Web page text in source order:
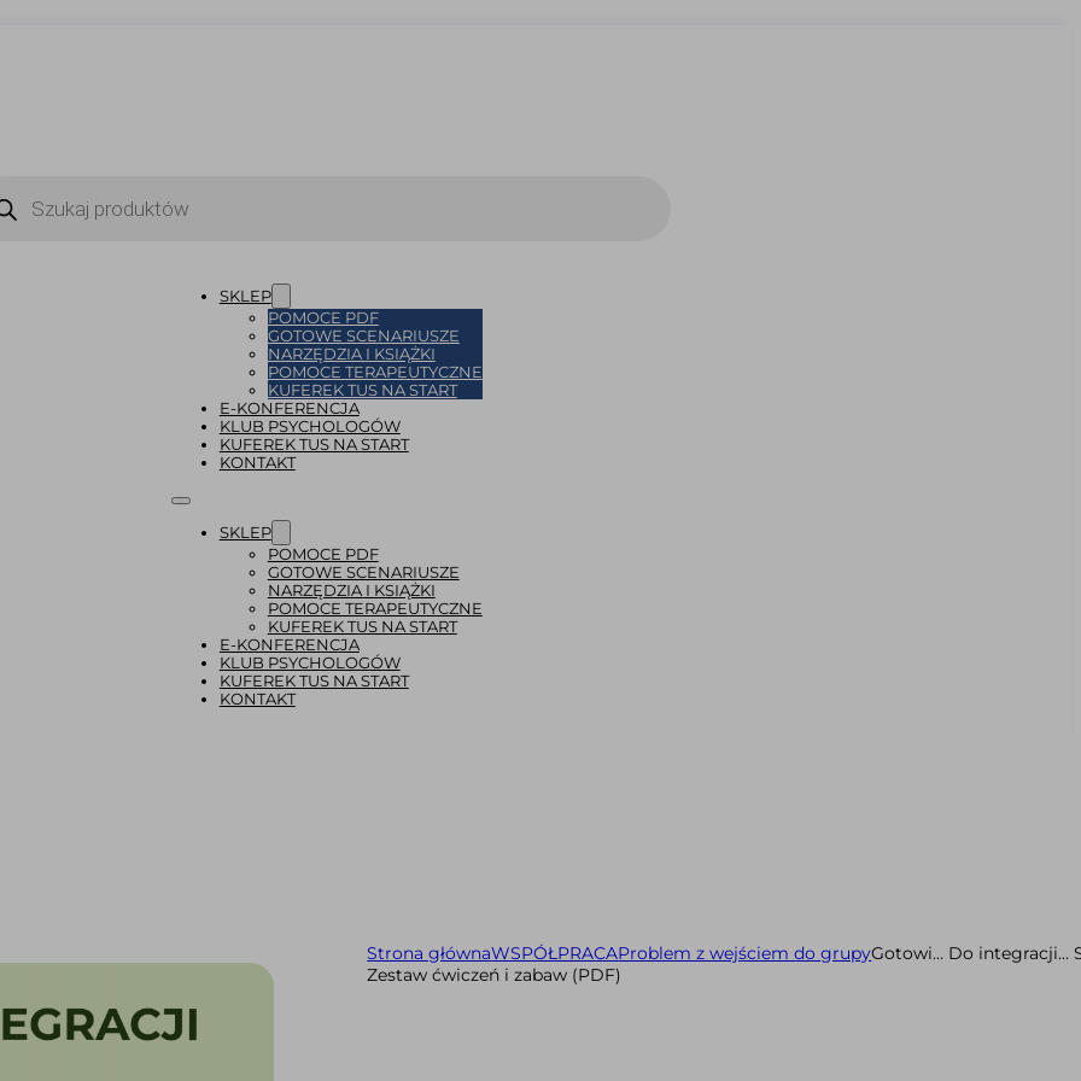
SKLEP
POMOCE PDF
GOTOWE SCENARIUSZE
NARZĘDZIA I KSIĄŻKI
POMOCE TERAPEUTYCZNE
KUFEREK TUS NA START
E-KONFERENCJA
KLUB PSYCHOLOGÓW
KUFEREK TUS NA START
KONTAKT
SKLEP
POMOCE PDF
GOTOWE SCENARIUSZE
NARZĘDZIA I KSIĄŻKI
POMOCE TERAPEUTYCZNE
KUFEREK TUS NA START
E-KONFERENCJA
KLUB PSYCHOLOGÓW
KUFEREK TUS NA START
KONTAKT
Strona głównaWSPÓŁPRACAProblem z wejściem do grupyGotowi… Do integracji…
Zestaw ćwiczeń i zabaw (PDF)